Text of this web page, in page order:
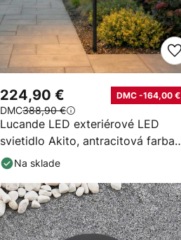
Lucande LED exteriérové LED
svietidlo Akito, antracitová farba,
220 cm, IP54
224,90 € DMC -164,00 €
DMC388,90 €
Na sklade